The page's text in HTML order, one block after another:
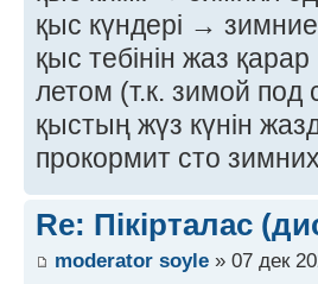
қыс күндері →
қыс тебінін жаз
летом (т.к. зимой
қыстың жүз күнін
прокормит сто
Re: Пікірталас
moderator soyle » 07 дек